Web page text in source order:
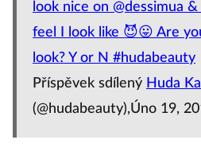
look nice on @dessimua &
feel I look like 😈😛 Are
look? Y or N #hudabeauty
Příspěvek sdílený Huda
(@hudabeauty),Úno 19,